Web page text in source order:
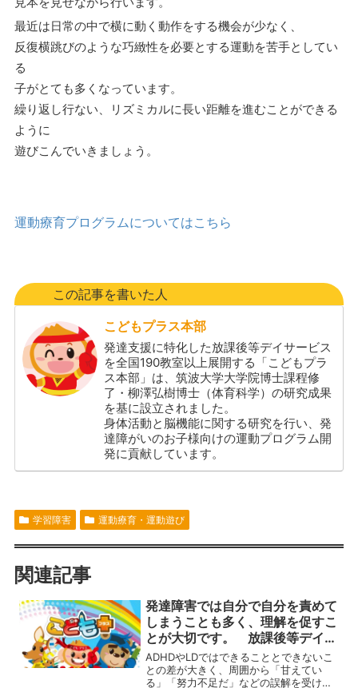
最近は日常の中で横に動く動作をする機会が少なく、
反復横跳びのような巧緻性を必要とする運動を苦手としてい
る
子がとても多くなっています。
繰り返し行ない、リズミカルに長い距離を進むことができる
ように
遊びこんでいきましょう。
運動療育プログラムについてはこちら
この記事を書いた人
こどもプラス本部
発達支援に特化した放課後等デイサービス
を全国190教室以上展開する「こどもプラ
ス本部」は、筑波大学大学院博士課程修
了・柳澤弘樹博士（体育科学）の研究成果
を基に設立されました。
身体活動と脳機能に関する研究を行い、発
達障がいのお子様向けの運動プログラム開
発に貢献しています。
学習障害 運動療育・運動遊び
関連記事
発達障害では自分で自分を責めて
しまうことも多く、理解を促すこ
とが大切です。 放課後等デイサ
ービスの運動療育プログラム
ADHDやLDではできることとできないこ
との差が大きく、周囲から「甘えてい
る」「努力不足だ」などの誤解を受けて